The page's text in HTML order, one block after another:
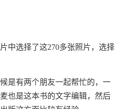
中选择了这270多张照片，选择
是有两个朋友一起帮忙的，一
也是这本书的文字编辑，然后